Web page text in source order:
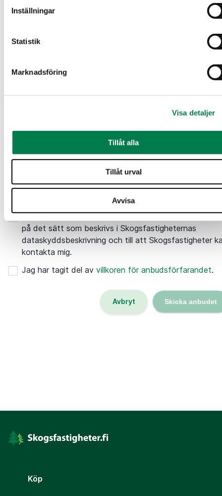
Inställningar
Statistik
Marknadsföring
Visa detaljer
Tillåt alla
Tillåt urval
Avvisa
Postnummer
Meddela här t.ex. om det krävs ett lånebeslut för att lösa in ditt
erbjudande eller om du lägger ett erbjudande ett företags
Jag samtycker till att mina personuppgifter behandlas
på det sätt som beskrivs i Skogsfastigheternas
dataskyddsbeskrivning och till att Skogsfastigheter
kontakta mig.
Jag har tagit del av villkoren för anbudsförfarandet.
Avbryt Skicka anbudet
Köp